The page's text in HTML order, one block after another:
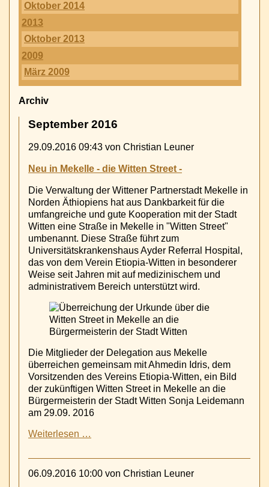
Oktober 2014
2013
Oktober 2013
2009
März 2009
Archiv
September 2016
29.09.2016 09:43 von Christian Leuner
Neu in Mekelle - die Witten Street -
Die Verwaltung der Wittener Partnerstadt Mekelle in
Norden Äthiopiens hat aus Dankbarkeit für die
umfangreiche und gute Kooperation mit der Stadt
Witten eine Straße in Mekelle in "Witten Street"
umbenannt. Diese Straße führt zum
Universitätskrankenshaus Ayder Referral Hospital,
das von dem Verein Etiopia-Witten in besonderer
Weise seit Jahren mit auf medizinischem und
administrativem Bereich unterstützt wird.
Die Mitglieder der Delegation aus Mekelle
überreichen gemeinsam mit Ahmedin Idris, dem
Vorsitzenden des Vereins Etiopia-Witten, ein Bild
der zukünftigen Witten Street in Mekelle an die
Bürgermeisterin der Stadt Witten Sonja Leidemann
am 29.09. 2016
Weiterlesen …
Mekelle
-
06.09.2016 10:00 von Christian Leuner